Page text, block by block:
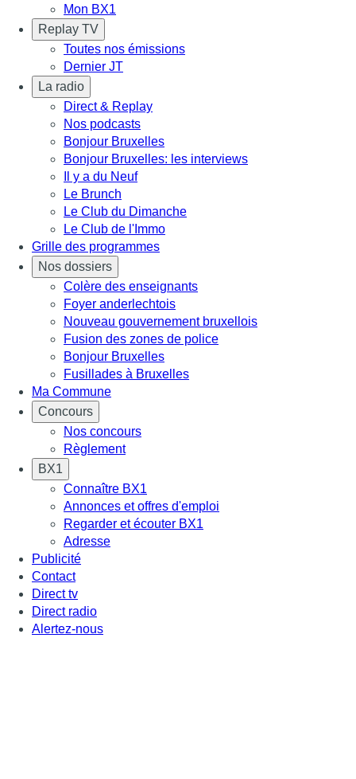
Mon BX1
Replay TV
Toutes nos émissions
Dernier JT
La radio
Direct & Replay
Nos podcasts
Bonjour Bruxelles
Bonjour Bruxelles: les interviews
Il y a du Neuf
Le Brunch
Le Club du Dimanche
Le Club de l'Immo
Grille des programmes
Nos dossiers
Colère des enseignants
Foyer anderlechtois
Nouveau gouvernement bruxellois
Fusion des zones de police
Bonjour Bruxelles
Fusillades à Bruxelles
Ma Commune
Concours
Nos concours
Règlement
BX1
Connaître BX1
Annonces et offres d'emploi
Regarder et écouter BX1
Adresse
Publicité
Contact
Direct tv
Direct radio
Alertez-nous